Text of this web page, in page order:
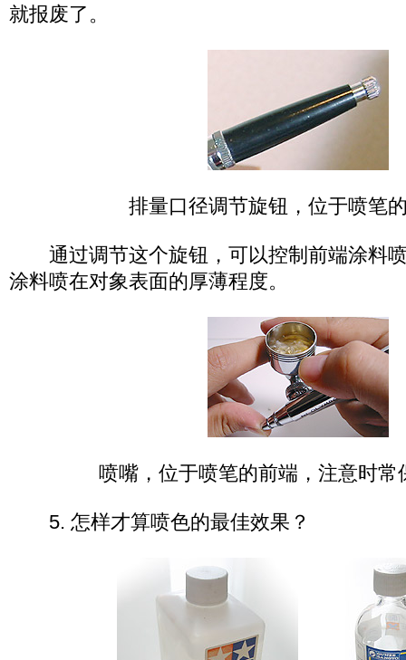
就报废了。
排量口径调节旋钮，位于喷笔
通过调节这个旋钮，可以控制前端涂料
涂料喷在对象表面的厚薄程度。
喷嘴，位于喷笔的前端，注意时常
5. 怎样才算喷色的最佳效果？